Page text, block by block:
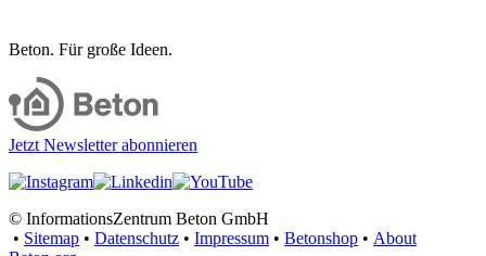
Beton. Für große Ideen.
Jetzt Newsletter abonnieren
© InformationsZentrum Beton GmbH
• Sitemap • Datenschutz • Impressum • Betonshop • About